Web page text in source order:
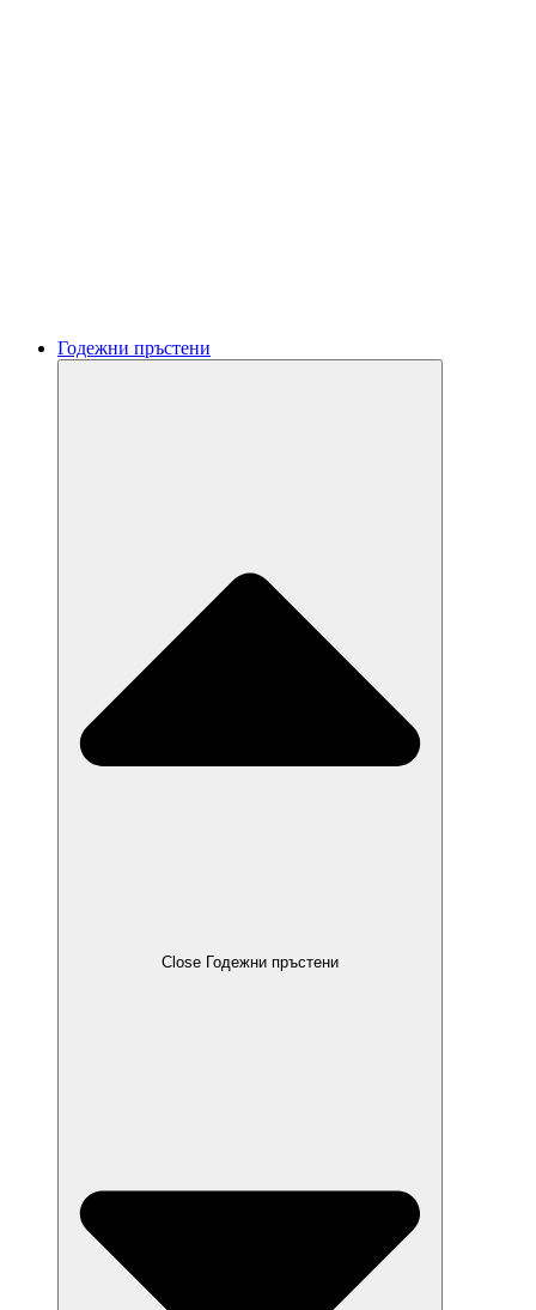
Годежни пръстени
Close Годежни пръстени